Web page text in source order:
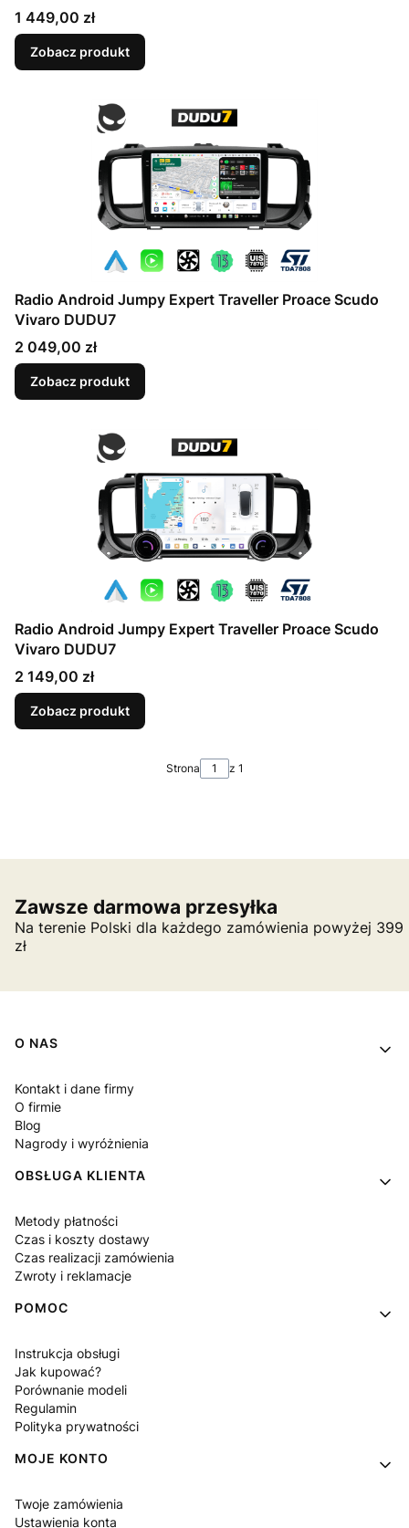
Cena
1 449,00 zł
Zobacz produkt
Radio Android Jumpy Expert Traveller Proace Scudo
Vivaro DUDU7
Cena
2 049,00 zł
Zobacz produkt
Radio Android Jumpy Expert Traveller Proace Scudo
Vivaro DUDU7
Cena
2 149,00 zł
Zobacz produkt
Strona z 1
Zawsze darmowa przesyłka
Na terenie Polski dla każdego zamówienia powyżej 399
zł
Linki w stopce
O NAS
Kontakt i dane firmy
O firmie
Blog
Nagrody i wyróżnienia
OBSŁUGA KLIENTA
Metody płatności
Czas i koszty dostawy
Czas realizacji zamówienia
Zwroty i reklamacje
POMOC
Instrukcja obsługi
Jak kupować?
Porównanie modeli
Regulamin
Polityka prywatności
MOJE KONTO
Twoje zamówienia
Ustawienia konta